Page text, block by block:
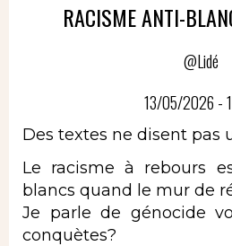
RACISME ANTI-
@Lidé
13/05/2026 -
Des textes ne disent pas
Le racisme à rebours
blancs quand le mur de
Je parle de génocide
conquètes?